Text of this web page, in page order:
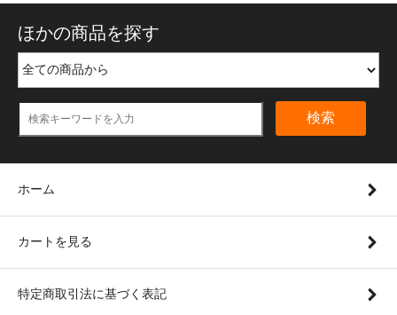
ほかの商品を探す
検索
ホーム
カートを見る
特定商取引法に基づく表記